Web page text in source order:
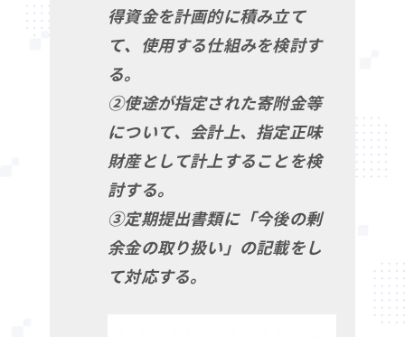
得資金を計画的に積み立て
て、使用する仕組みを検討す
る。
②使途が指定された寄附金等
について、会計上、指定正味
財産として計上することを検
討する。
③定期提出書類に「今後の剰
余金の取り扱い」の記載をし
て対応する。